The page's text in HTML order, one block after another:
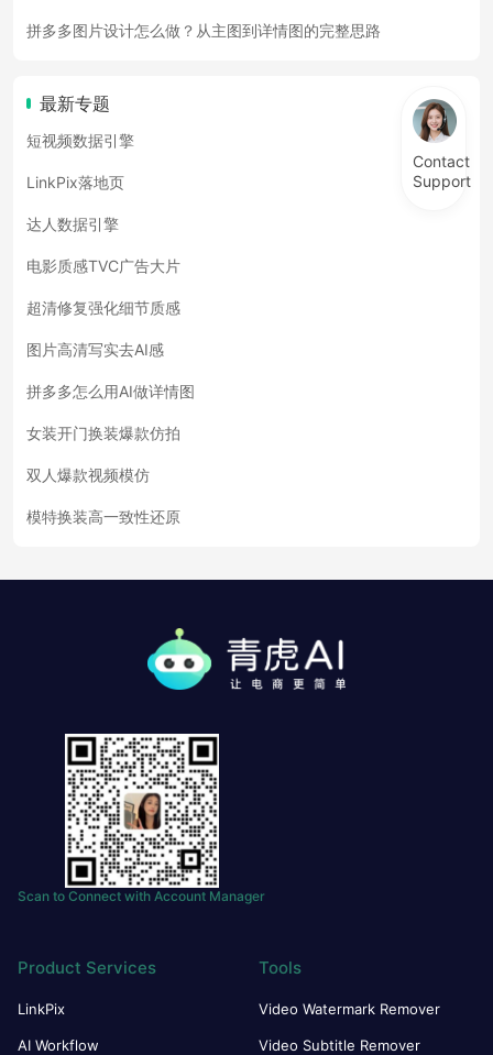
拼多多图片设计怎么做？从主图到详情图的完整思路
最新专题
短视频数据引擎
LinkPix落地页
达人数据引擎
电影质感TVC广告大片
超清修复强化细节质感
图片高清写实去AI感
拼多多怎么用AI做详情图
女装开门换装爆款仿拍
双人爆款视频模仿
模特换装高一致性还原
Scan to Connect with Account Manager
Product Services
LinkPix
AI Workflow
Tools
Video Watermark Remover
Video Subtitle Remover
Contact
Support